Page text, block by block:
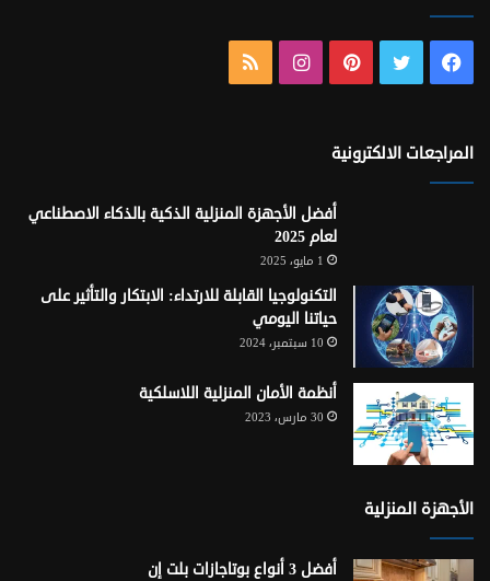
فيسبوك تويتر بينتيريستانستقرام
المراجعات الالكترونية
أفضل الأجهزة المنزلية الذكية بالذكاء الاصطناعي
لعام 2025
1 مايو، 2025
التكنولوجيا القابلة للارتداء: الابتكار والتأثير على
حياتنا اليومي
10 سبتمبر، 2024
أنظمة الأمان المنزلية اللاسلكية
30 مارس، 2023
الأجهزة المنزلية
أفضل 3 أنواع بوتاجازات بلت إن